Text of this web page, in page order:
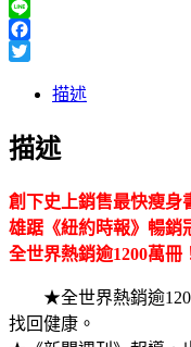
Line
Facebook
描述
描述
創下史上銷售最快瘦身
雄踞《紐約時報》暢銷
全世界熱銷逾1200萬冊
★全世界熱銷逾1200
找回健康。